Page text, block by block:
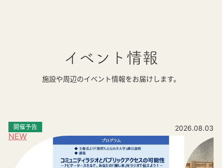
イベント情報
施設や周辺のイベント情報をお届けします。
NEW
開催予告 2026.08.03